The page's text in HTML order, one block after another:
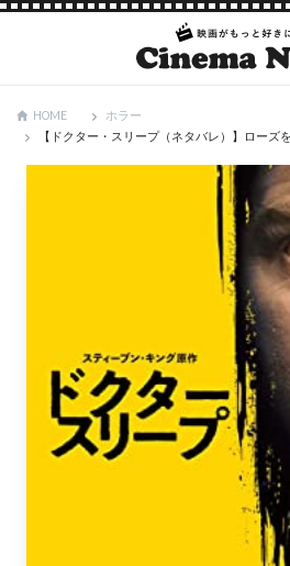
HOME
ホラー
【ドクター・スリープ（ネタバレ）】ロー